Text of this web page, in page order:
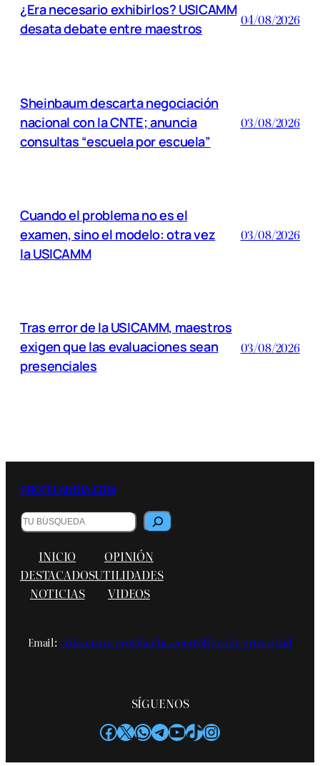
¿Era necesario exhibirlos? USICAMM
desata debate entre maestros
04/08/2026
Sheinbaum descarta negociación
nacional con la CNTE; anuncia
consultas “escuela por escuela”
03/08/2026
Cuando el problema no es el
examen, sino el modelo: otra vez
la USICAMM
03/08/2026
Tras error de la USICAMM, maestros
exigen que las evaluaciones sean
presenciales
03/08/2026
PROFELANDIA.COM
B
u
a
r
INICIO
DESTACADOS
NOTICIAS
OPINIÓN
UTILIDADES
VIDEOS
Email:redaccion@profelandia.comPolítica de privacidad
SÍGUENOS
Facebook
X WhatsApp
Telegram
YouTube
TikTok
Instagram